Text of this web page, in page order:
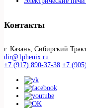
Контакты
г. Казань, Сибирский
dir@1phenix.ru
+7 (917) 890-37-38 +7